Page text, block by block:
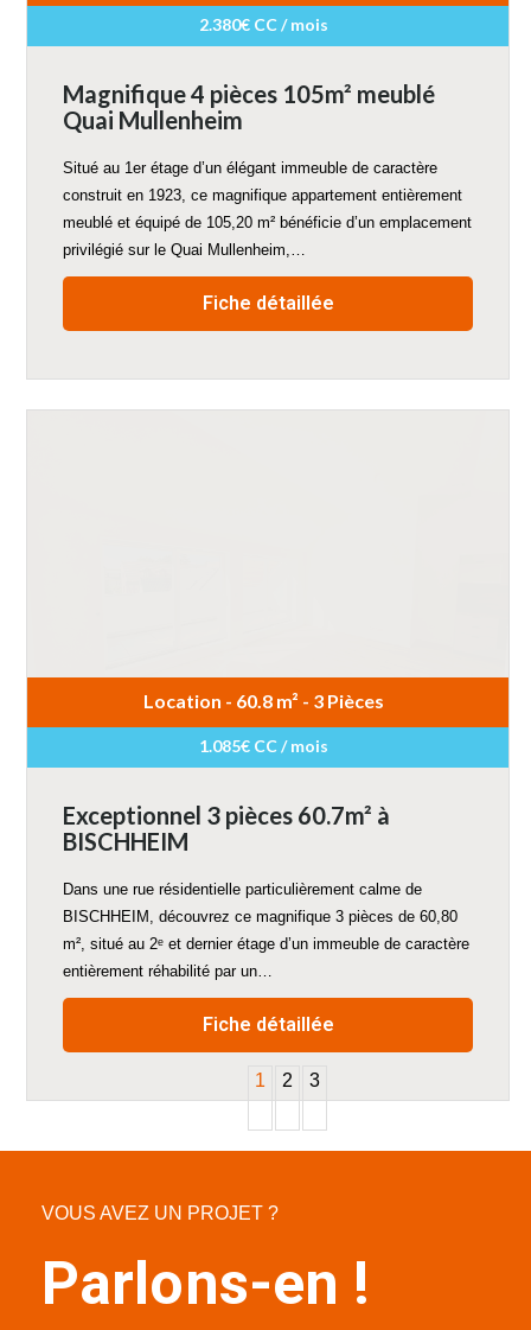
2.380€ CC / mois
Magnifique 4 pièces 105m² meublé
Quai Mullenheim
Situé au 1er étage d’un élégant immeuble de caractère
construit en 1923, ce magnifique appartement entièrement
meublé et équipé de 105,20 m² bénéficie d’un emplacement
privilégié sur le Quai Mullenheim,…
Fiche détaillée
Location - 60.8 m² - 3 Pièces
1.085€ CC / mois
Exceptionnel 3 pièces 60.7m² à
BISCHHEIM
Dans une rue résidentielle particulièrement calme de
BISCHHEIM, découvrez ce magnifique 3 pièces de 60,80
m², situé au 2ᵉ et dernier étage d’un immeuble de caractère
entièrement réhabilité par un…
Fiche détaillée
1 2 3
VOUS AVEZ UN PROJET ?
Parlons-en !